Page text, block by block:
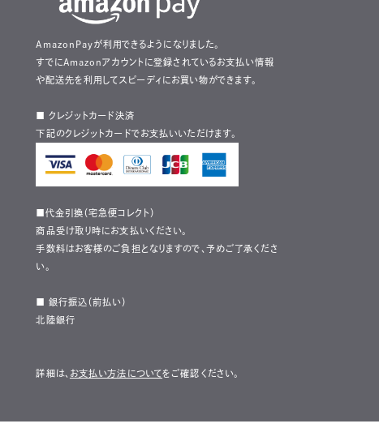
AmazonPayが利用できるようになりました。
すでにAmazonアカウントに登録されているお支払い情報
や配送先を利用してスピーディにお買い物ができます。
■ クレジットカード決済
下記のクレジットカードでお支払いいただけます。
■代金引換（宅急便コレクト）
商品受け取り時にお支払いください。
手数料はお客様のご負担となりますので、予めご了承くださ
い。
■ 銀行振込（前払い）
北陸銀行
詳細は、 お支払い方法についてをご確認ください。